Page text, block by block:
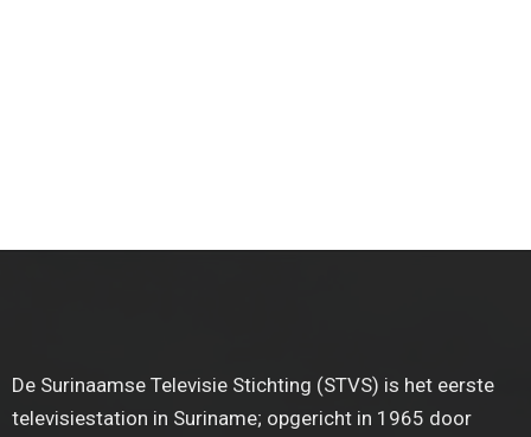
De Surinaamse Televisie Stichting (STVS) is het eerste
televisiestation in Suriname; opgericht in 1965 door